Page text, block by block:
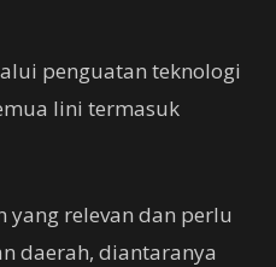
penguatan teknologi
lini termasuk
yang relevan dan perlu
daerah, diantaranya